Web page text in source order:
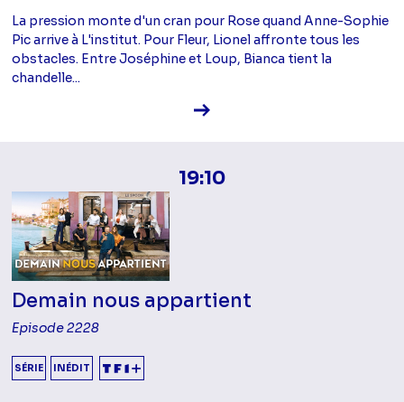
La pression monte d'un cran pour Rose quand Anne-Sophie
Pic arrive à L'institut. Pour Fleur, Lionel affronte tous les
obstacles. Entre Joséphine et Loup, Bianca tient la
chandelle...
Voir la fiche diffusion
19:10
Demain nous appartient
Episode 2228
SÉRIE INÉDIT